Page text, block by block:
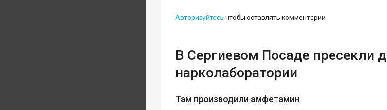
Авторизуйтесь чтобы оставлять комментарии
В Сергиевом Посаде пресекли
нарколаборатории
Там производили амфетамин